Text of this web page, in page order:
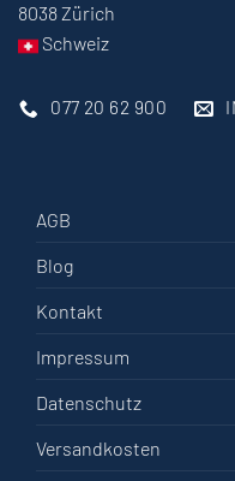
8038 Zürich
Schweiz
077 20 62 900
AGB
Blog
Kontakt
Impressum
Datenschutz
Versandkosten